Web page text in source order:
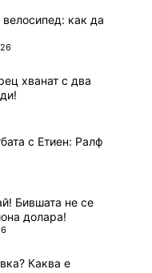
как да
хванат с два
с Етиен: Ралф
Бившата не се
долара!
Каква е